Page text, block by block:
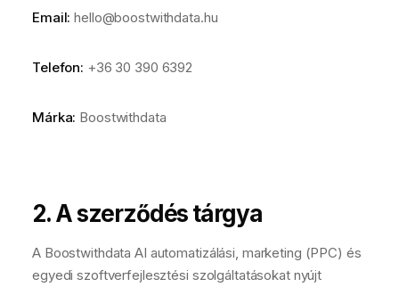
Email: hello@boostwithdata.hu
Telefon: +36 30 390 6392
Márka: Boostwithdata
2. A szerződés tárgya
A Boostwithdata AI automatizálási, marketing (PPC) és
egyedi szoftverfejlesztési szolgáltatásokat nyújt